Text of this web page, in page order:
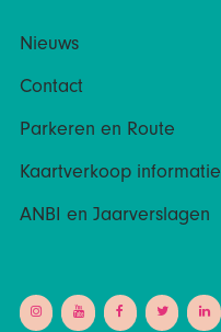
Nieuws
Contact
Parkeren en Route
Kaartverkoop informatie
ANBI en Jaarverslagen